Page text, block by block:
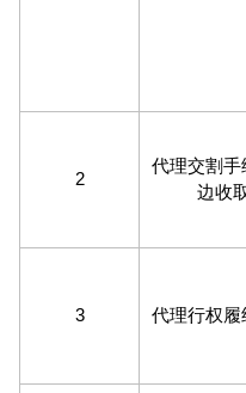
2
代理交割手
边收取
3 代理行权履